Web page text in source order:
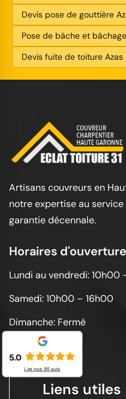
Devis pose de gouttière
Pose de bâche et
Devis fuite de toiture Azas
Artisans couvreurs en
notre expertise au
garantie décennale.
Horaires d'ouverture
Lundi au vendredi: 10h00
Samedi: 10h00 – 16h00
Dimanche: Fermé
Liens utiles
5.0
Lire nos 95avis